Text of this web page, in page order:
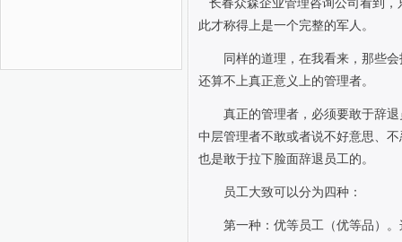
此才称得上是一个完整的军人。
同样的道理，在我看来，那些
还算不上真正意义上的管理者。
真正的管理者，必须要敢于辞
中层管理者不敢或者说不好意思、
也是敢于拉下脸面辞退员工的。
员工大致可以分为四种：
第一种：优等员工（优等品）